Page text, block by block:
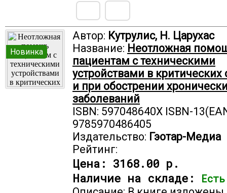
Новинка
Автор: Кутрулис, Н. Царухас
Название: Неотложная
пациентам с техническими
устройствами в критических
и при обострении
заболеваний
ISBN: 597048640X ISBN-
9785970486405
Издательство: Гэотар-Медиа
Рейтинг:
Цена: 3168.00 р.
Наличие на складе: